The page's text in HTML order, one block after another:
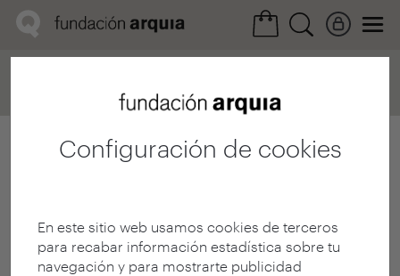
Configuración de cookies
En este sitio web usamos cookies de terceros
para recabar información estadística sobre tu
navegación y para mostrarte publicidad
Ficha realización